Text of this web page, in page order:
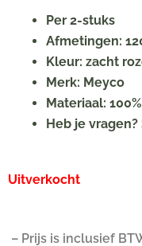
Per 2-stuks
Afmetingen:
Kleur: zacht
Merk: Meyco
Materiaal:
Heb je
Uitverkocht
– Prijs is inclusief